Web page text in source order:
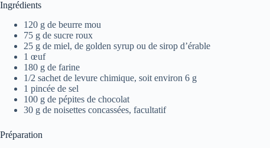
Ingrédients
120 g de beurre mou
75 g de sucre roux
25 g de miel, de golden syrup ou de sirop d’érable
1 œuf
180 g de farine
1/2 sachet de levure chimique, soit environ 6 g
1 pincée de sel
100 g de pépites de chocolat
30 g de noisettes concassées, facultatif
Préparation